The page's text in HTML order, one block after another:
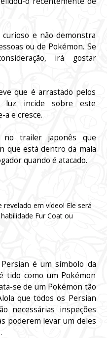
e não demonstra
ou de Pokémon. Se
irá gostar
que é arrastado pelos
luz incide sobre este
a e cresce.
no trailer japonês que
que está dentro da mala
quando é atacado.
em vídeo! Ele será
Fur Coat ou
é um símbolo da
tido como um Pokémon
se de um Pokémon tão
que todos os Persian
necessárias inspeções
poderem levar um deles